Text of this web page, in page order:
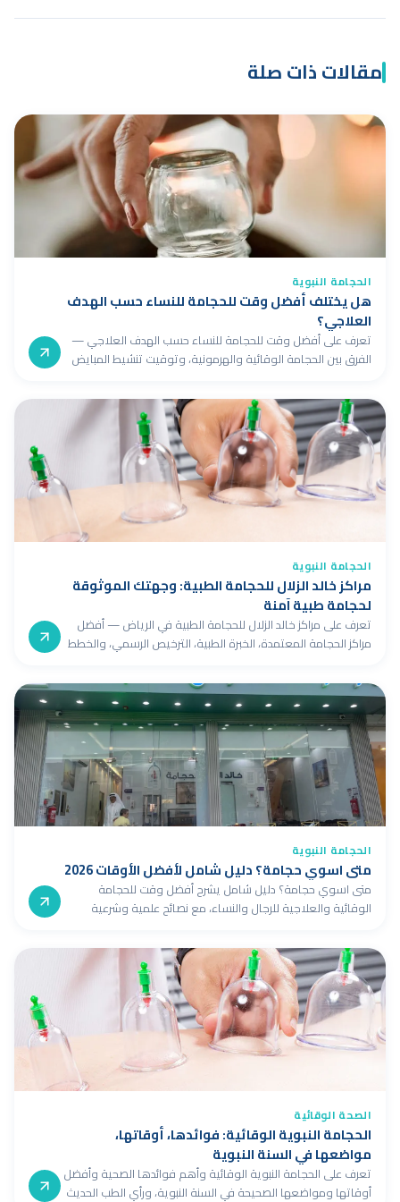
مقالات ذات صلة
الحجامة النبوية
هل يختلف أفضل وقت للحجامة للنساء حسب الهدف
العلاجي؟
تعرف على أفضل وقت للحجامة للنساء حسب الهدف العلاجي —
الفرق بين الحجامة الوقائية والهرمونية، وتوقيت تنشيط المبايض
الحجامة النبوية
مراكز خالد الزلال للحجامة الطبية: وجهتك الموثوقة
لحجامة طبية آمنة
تعرف على مراكز خالد الزلال للحجامة الطبية في الرياض — أفضل
مراكز الحجامة المعتمدة، الخبرة الطبية، الترخيص الرسمي، والخطط
الحجامة النبوية
متى اسوي حجامة؟ دليل شامل لأفضل الأوقات 2026
متى اسوي حجامة؟ دليل شامل يشرح أفضل وقت للحجامة
الوقائية والعلاجية للرجال والنساء، مع نصائح علمية وشرعية
الصحة الوقائية
الحجامة النبوية الوقائية: فوائدها، أوقاتها،
مواضعها في السنة النبوية
تعرف على الحجامة النبوية الوقائية وأهم فوائدها الصحية وأفضل
أوقاتها ومواضعها الصحيحة في السنة النبوية، ورأي الطب الحديث